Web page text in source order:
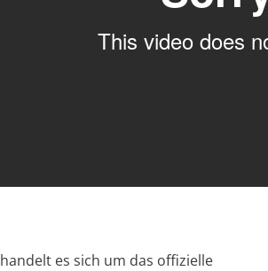
handelt es sich um das offizielle